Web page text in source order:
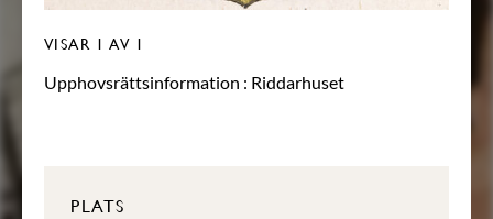
VISAR 1 AV 1
Upphovsrättsinformation : Riddarhuset
PLATS